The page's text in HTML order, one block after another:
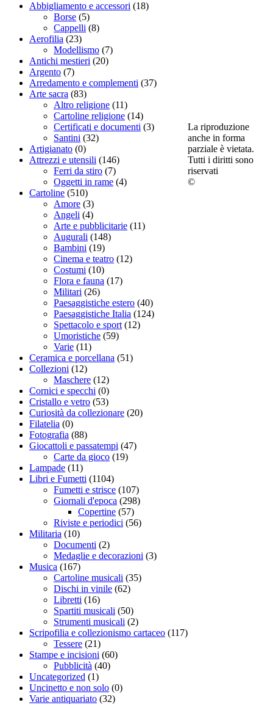
Abbigliamento e accessori (18)
Borse (5)
Cappelli (8)
Aerofilia (23)
Modellismo (7)
Antichi mestieri (20)
Argento (7)
Arredamento e complementi (37)
Arte sacra (83)
Altro religione (11)
Cartoline religione (14)
Certificati e documenti (3)
Santini (32)
Artigianato (0)
Attrezzi e utensili (146)
Ferri da stiro (7)
Oggetti in rame (4)
Cartoline (510)
Amore (3)
Angeli (4)
Arte e pubblicitarie (11)
Augurali (148)
Bambini (19)
Cinema e teatro (12)
Costumi (10)
Flora e fauna (17)
Militari (26)
Paesaggistiche estero (40)
Paesaggistiche Italia (124)
Spettacolo e sport (12)
Umoristiche (59)
Varie (11)
Ceramica e porcellana (51)
Collezioni (12)
Maschere (12)
Cornici e specchi (0)
Cristallo e vetro (53)
Curiosità da collezionare (20)
Filatelia (0)
Fotografia (88)
Giocattoli e passatempi (47)
Carte da gioco (19)
Lampade (11)
Libri e Fumetti (1104)
Fumetti e strisce (107)
Giornali d'epoca (298)
Copertine (57)
Riviste e periodici (56)
Militaria (10)
Documenti (2)
Medaglie e decorazioni (3)
Musica (167)
Cartoline musicali (35)
Dischi in vinile (62)
Libretti (16)
Spartiti musicali (50)
Strumenti musicali (2)
Scripofilia e collezionismo cartaceo (117)
Tessere (21)
Stampe e incisioni (60)
Pubblicità (40)
Uncategorized (1)
Uncinetto e non solo (0)
Varie antiquariato (32)
La riproduzione
anche in forma
parziale è vietata.
Tutti i diritti sono
riservati
©